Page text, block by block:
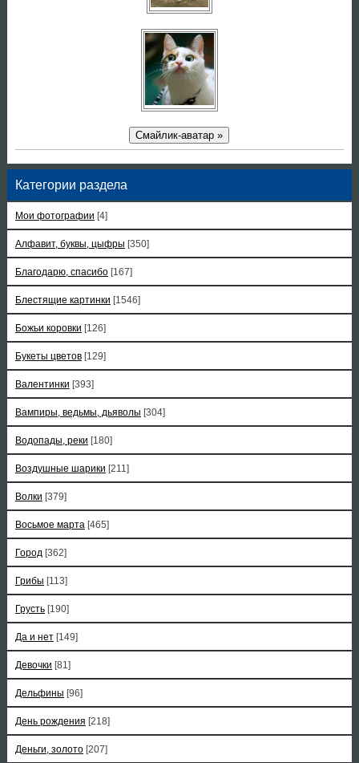
Смайлик-аватар »
Категории раздела
Мои фотографии [4]
Алфавит, буквы, цыфры [350]
Благодарю, спасибо [167]
Блестящие картинки [1546]
Божьи коровки [126]
Букеты цветов [129]
Валентинки [393]
Вампиры, ведьмы, дьяволы [304]
Водопады, реки [180]
Воздушные шарики [211]
Волки [379]
Восьмое марта [465]
Город [362]
Грибы [113]
Грусть [190]
Да и нет [149]
Девочки [81]
Дельфины [96]
День рождения [218]
Деньги, золото [207]